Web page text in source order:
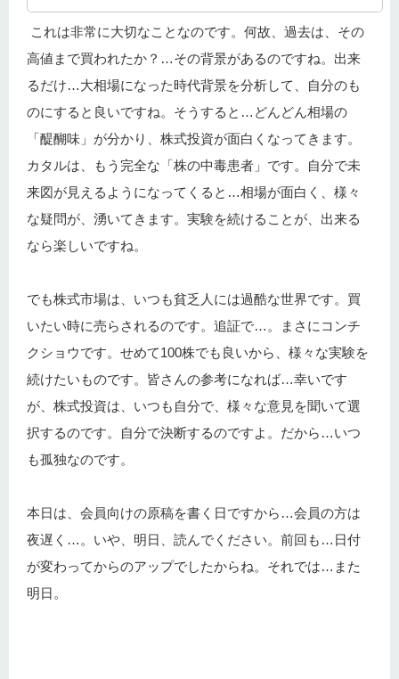
これは非常に大切なことなのです。何故、過去は、その
高値まで買われたか？…その背景があるのですね。出来
るだけ…大相場になった時代背景を分析して、自分のも
のにすると良いですね。そうすると…どんどん相場の
「醍醐味」が分かり、株式投資が面白くなってきます。
カタルは、もう完全な「株の中毒患者」です。自分で未
来図が見えるようになってくると…相場が面白く、様々
な疑問が、湧いてきます。実験を続けることが、出来る
なら楽しいですね。
でも株式市場は、いつも貧乏人には過酷な世界です。買
いたい時に売らされるのです。追証で…。まさにコンチ
クショウです。せめて100株でも良いから、様々な実験を
続けたいものです。皆さんの参考になれば…幸いです
が、株式投資は、いつも自分で、様々な意見を聞いて選
択するのです。自分で決断するのですよ。だから…いつ
も孤独なのです。
本日は、会員向けの原稿を書く日ですから…会員の方は
夜遅く…。いや、明日、読んでください。前回も…日付
が変わってからのアップでしたからね。それでは…また
明日。